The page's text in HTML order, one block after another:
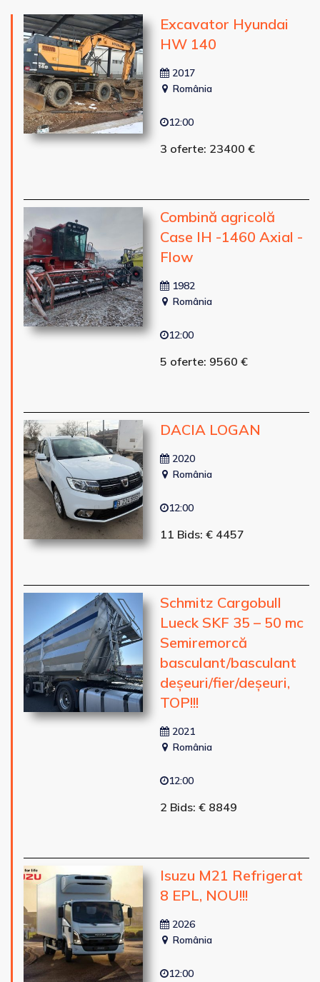
Excavator Hyundai
HW 140
2017
România
12:00
3 oferte: 23400 €
Combină agricolă
Case IH -1460 Axial -
Flow
1982
România
12:00
5 oferte: 9560 €
DACIA LOGAN
2020
România
12:00
11 Bids: € 4457
Schmitz Cargobull
Lueck SKF 35 – 50 mc
Semiremorcă
basculant/basculant
deșeuri/fier/deșeuri,
TOP!!!
2021
România
12:00
2 Bids: € 8849
Isuzu M21 Refrigerat
8 EPL, NOU!!!
2026
România
12:00